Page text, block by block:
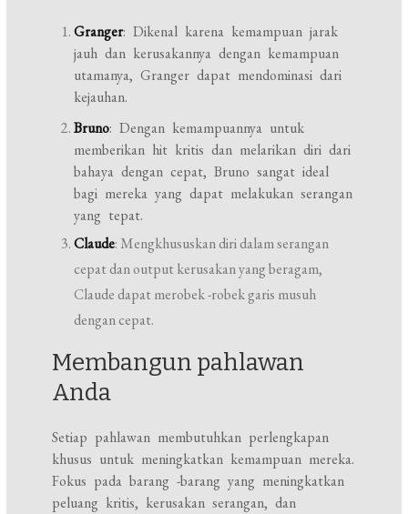
Granger: Dikenal karena kemampuan jarak
jauh dan kerusakannya dengan kemampuan
utamanya, Granger dapat mendominasi dari
kejauhan.
Bruno: Dengan kemampuannya untuk
memberikan hit kritis dan melarikan diri dari
bahaya dengan cepat, Bruno sangat ideal
bagi mereka yang dapat melakukan serangan
yang tepat.
Claude: Mengkhususkan diri dalam serangan
cepat dan output kerusakan yang beragam,
Claude dapat merobek -robek garis musuh
dengan cepat.
Membangun pahlawan
Anda
Setiap pahlawan membutuhkan perlengkapan
khusus untuk meningkatkan kemampuan mereka.
Fokus pada barang -barang yang meningkatkan
peluang kritis, kerusakan serangan, dan